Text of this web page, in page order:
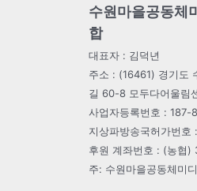
수원마을공동체
합
대표자 : 김덕년
주소 : (16461) 경기도
길 60-8 모두다어울림
사업자등록번호 :
지상파방송국허가번
후원 계좌번호 : (농협
주: 수원마을공동체미